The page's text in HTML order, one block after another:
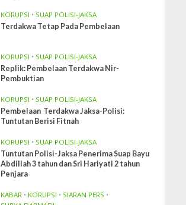
KORUPSI • SUAP POLISI-JAKSA
Terdakwa Tetap Pada Pembelaan
KORUPSI • SUAP POLISI-JAKSA
Replik: Pembelaan Terdakwa Nir-
Pembuktian
KORUPSI • SUAP POLISI-JAKSA
Pembelaan Terdakwa Jaksa-Polisi:
Tuntutan Berisi Fitnah
KORUPSI • SUAP POLISI-JAKSA
Tuntutan Polisi-Jaksa Penerima Suap Bayu
Abdillah 3 tahun dan Sri Hariyati 2 tahun
Penjara
KABAR • KORUPSI • SIARAN PERS •